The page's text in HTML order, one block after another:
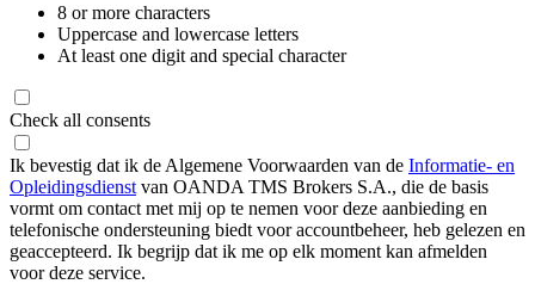
8 or more characters
Uppercase and lowercase letters
At least one digit and special character
Check all consents
Ik bevestig dat ik de Algemene Voorwaarden van de Informatie- en
Opleidingsdienst van OANDA TMS Brokers S.A., die de basis
vormt om contact met mij op te nemen voor deze aanbieding en
telefonische ondersteuning biedt voor accountbeheer, heb gelezen en
geaccepteerd. Ik begrijp dat ik me op elk moment kan afmelden
voor deze service.